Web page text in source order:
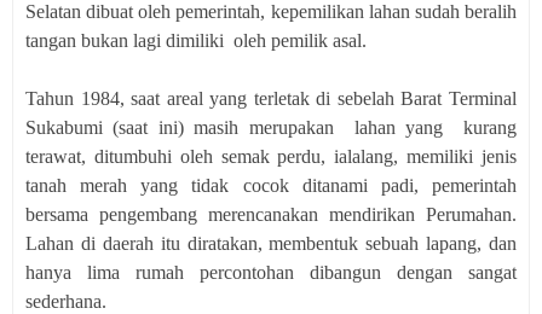
Selatan dibuat oleh pemerintah, kepemilikan lahan sudah beralih
tangan bukan lagi dimiliki oleh pemilik asal.
Tahun 1984, saat areal yang terletak di sebelah Barat Terminal
Sukabumi (saat ini) masih merupakan lahan yang kurang
terawat, ditumbuhi oleh semak perdu, ialalang, memiliki jenis
tanah merah yang tidak cocok ditanami padi, pemerintah
bersama pengembang merencanakan mendirikan Perumahan.
Lahan di daerah itu diratakan, membentuk sebuah lapang, dan
hanya lima rumah percontohan dibangun dengan sangat
sederhana.